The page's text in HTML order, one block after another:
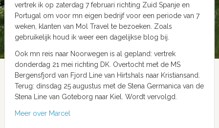
vertrek ik op zaterdag 7 februari richting Zuid Spanje en
Portugal om voor mn eigen bedrijf voor een periode van 7
weken, klanten van Mol Travel te bezoeken. Zoals
gebruikelijk houd ik weer een dagelijkse blog bij.
Ook mn reis naar Noorwegen is al gepland: vertrek
donderdag 21 mei richting DK. Overtocht met de MS
Bergensfjord van Fjord Line van Hirtshals naar Kristiansand.
Terug: dinsdag 25 augustus met de Stena Germanica van de
Stena Line van Goteborg naar Kiel. Wordt vervolgd.
Meer over Marcel